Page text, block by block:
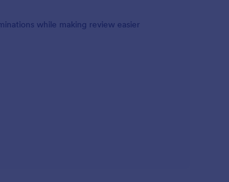
while making review easier